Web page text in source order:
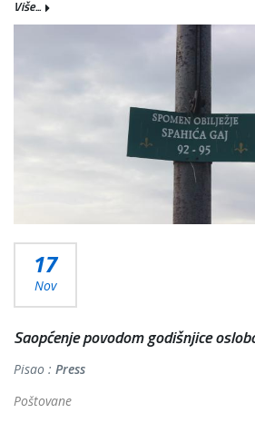
Više...
17
Nov
Saopćenje povodom godišnjice
Pisao : Press
Poštovane